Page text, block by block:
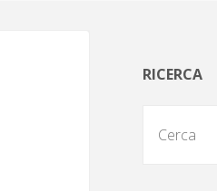
RICERCA